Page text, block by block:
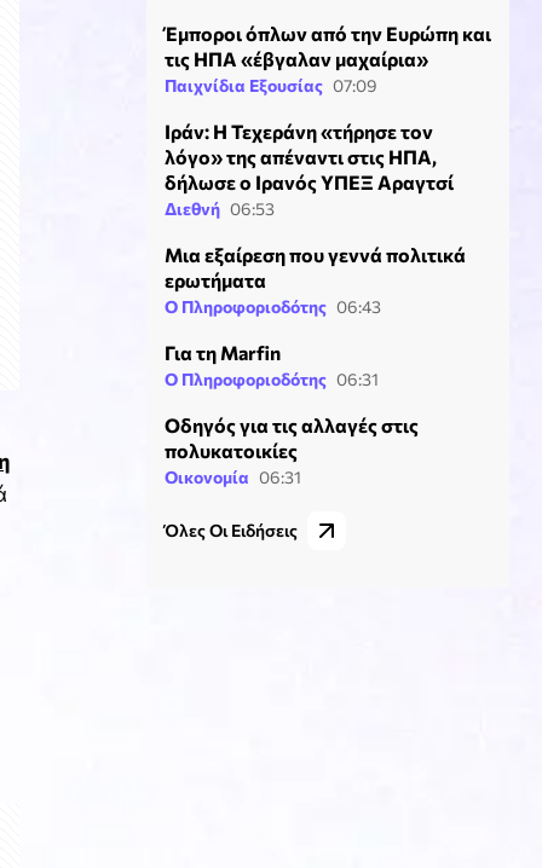
Έμποροι όπλων από την Ευρώπη και
τις ΗΠΑ «έβγαλαν μαχαίρια»
Παιχνίδια Εξουσίας 07:09
Ιράν: Η Τεχεράνη «τήρησε τον
λόγο» της απέναντι στις ΗΠΑ,
δήλωσε ο Ιρανός ΥΠΕΞ Αραγτσί
Διεθνή 06:53
Μια εξαίρεση που γεννά πολιτικά
ερωτήματα
Ο Πληροφοριοδότης 06:43
Για τη Marfin
Ο Πληροφοριοδότης 06:31
Οδηγός για τις αλλαγές στις
πολυκατοικίες
Οικονομία 06:31
Όλες Οι Ειδήσεις